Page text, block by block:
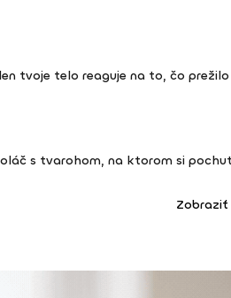
tvoje telo reaguje na to, čo
s tvarohom, na ktorom si
Zobraziť